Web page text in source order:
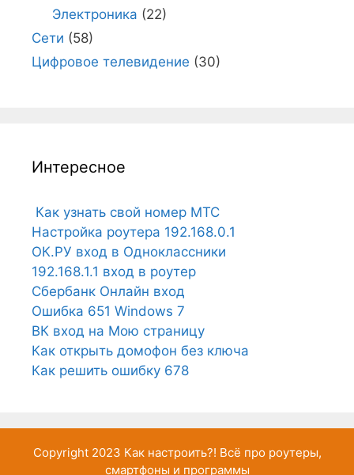
Электроника (22)
Сети (58)
Цифровое телевидение (30)
Интересное
Как узнать свой номер МТС
Настройка роутера 192.168.0.1
ОК.РУ вход в Одноклассники
192.168.1.1 вход в роутер
Сбербанк Онлайн вход
Ошибка 651 Windows 7
ВК вход на Мою страницу
Как открыть домофон без ключа
Как решить ошибку 678
Copyright 2023 Как настроить?! Всё про роутеры,
смартфоны и программы